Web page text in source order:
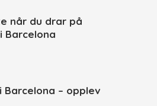
når du drar på
Barcelona
Barcelona – opplev